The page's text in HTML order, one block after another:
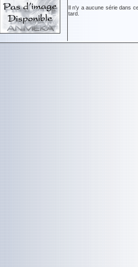
Il n'y a aucune série dans
tard.